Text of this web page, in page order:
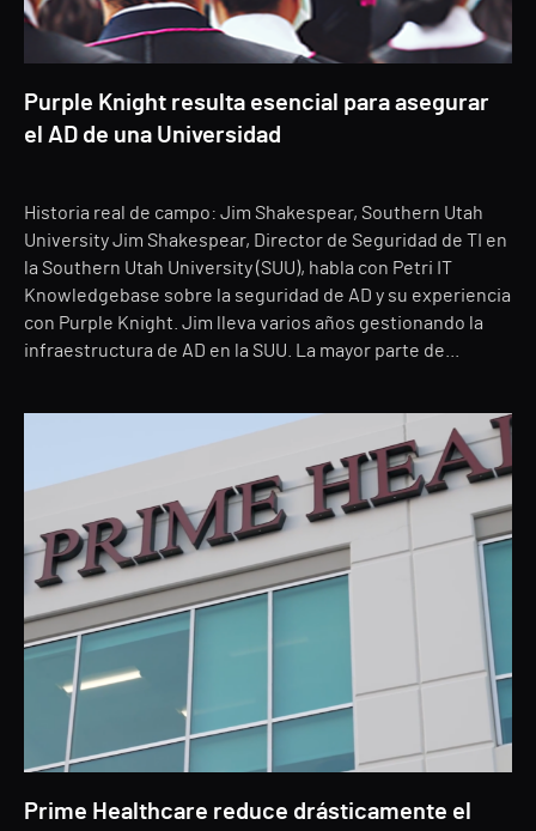
Purple Knight resulta esencial para asegurar
el AD de una Universidad
Historia real de campo: Jim Shakespear, Southern Utah
University Jim Shakespear, Director de Seguridad de TI en
la Southern Utah University (SUU), habla con Petri IT
Knowledgebase sobre la seguridad de AD y su experiencia
con Purple Knight. Jim lleva varios años gestionando la
infraestructura de AD en la SUU. La mayor parte de...
Prime Healthcare reduce drásticamente el